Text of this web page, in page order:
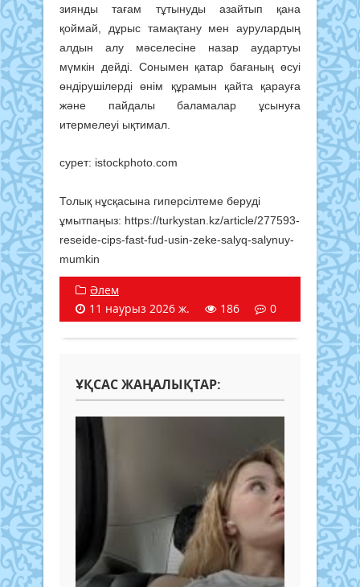
зиянды тағам тұтынуды азайтып қана
қоймай, дұрыс тамақтану мен аурулардың
алдын алу мәселесіне назар аудартуы
мүмкін дейді. Сонымен қатар бағаның өсуі
өндірушілерді өнім құрамын қайта қарауға
және пайдалы баламалар ұсынуға
итермелеуі ықтимал.
сурет: istockphoto.com
Толық нұсқасына гиперсілтеме беруді
ұмытпаңыз: https://turkystan.kz/article/277593-
reseide-cips-fast-fud-usin-zeke-salyq-salynuy-
mumkin
Әлем
11 наурыз 2026 ж.
186 0
ҰҚСАС ЖАҢАЛЫҚТАР: